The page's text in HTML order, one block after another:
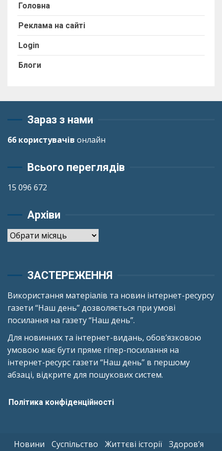
Головна
Реклама на сайті
Login
Блоги
Зараз з нами
66 користувачів онлайн
Всього переглядів
15 096 672
Архіви
Архіви
ЗАСТЕРЕЖЕННЯ
Використання матеріалів та новин інтернет-ресурсу
газети “Наш день” дозволяється при умові
посилання на газету “Наш день”.
Для новинних та інтернет-видань, обов’язковою
умовою має бути пряме гіпер-посилання на
інтернет-ресурс газети “Наш день” в першому
абзаці, відкрите для пошукових систем.
Політика конфіденційності
Новини Суспільство Життєві історії
Здоров’я